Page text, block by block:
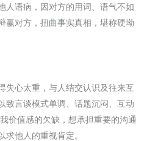
人语病，因对方的用词、语气不如
赢对方，扭曲事实真相，堪称硬坳
失心太重，与人结交认识及往来互
致言谈模式单调、话题沉闷、互动
价值感的欠缺，想承担重要的沟通
求他人的重视肯定。